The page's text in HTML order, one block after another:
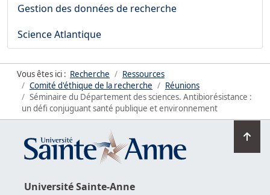
Gestion des données de recherche
Science Atlantique
Vous êtes ici : Recherche
Ressources
Comité d'éthique de la recherche
Réunions
Séminaire du Département des sciences. Antibiorésistance :
un défi conjuguant santé publique et environnement
en
UniversitéSainte-Anne